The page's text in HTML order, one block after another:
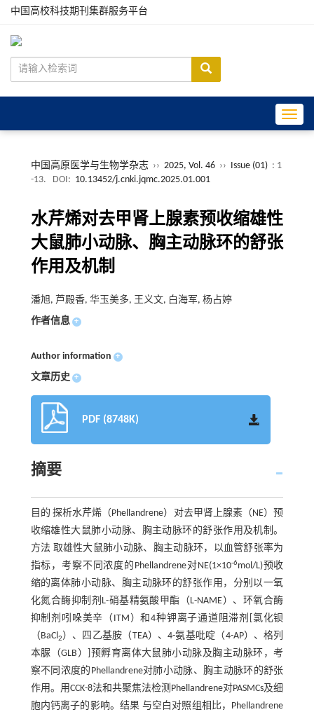
中国高校科技期刊集群服务平台
中国高原医学与生物学杂志 ›› 2025, Vol. 46 ›› Issue (01) : 1
-13.
DOI: 10.13452/j.cnki.jqmc.2025.01.001
水芹烯对去甲肾上腺素预收缩雄性
大鼠肺小动脉、胸主动脉环的舒张
作用及机制
潘旭, 芦殿香, 华玉美多, 王义文, 白海军, 杨占婷
作者信息 +
Author information +
文章历史 +
PDF (8748K)
摘要
目的 探析水芹烯（Phellandrene）对去甲肾上腺素（NE）预
收缩雄性大鼠肺小动脉、胸主动脉环的舒张作用及机制。
方法 取雄性大鼠肺小动脉、胸主动脉环，以血管舒张率为
指标，考察不同浓度的Phellandrene对NE(1×10-6mol/L)预收
缩的离体肺小动脉、胸主动脉环的舒张作用，分别以一氧
化氮合酶抑制剂L-硝基精氨酸甲酯（L-NAME）、环氧合酶
抑制剂吲哚美辛（ITM）和4种钾离子通道阻滞剂[氯化钡
（BaCl2）、四乙基胺（TEA）、4-氨基吡啶（4-AP）、格列
本脲（GLB）]预孵育离体大鼠肺小动脉及胸主动脉环，考
察不同浓度的Phellandrene对肺小动脉、胸主动脉环的舒张
作用。用CCK-8法和共聚焦法检测Phellandrene对PASMCs及细
胞内钙离子的影响。结果 与空白对照组相比，Phellandrene